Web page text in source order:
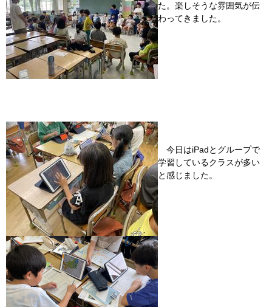
た。楽しそうな雰囲気が伝
わってきました。
今日はiPadとグループで
学習しているクラスが多い
と感じました。